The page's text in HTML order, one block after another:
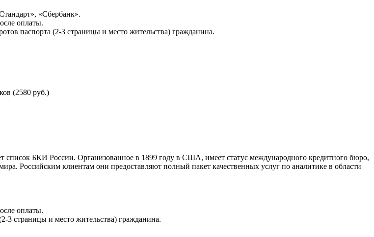
«Сбербанк».
оплаты.
паспорта (2-3 страницы и место жительства) гражданина.
(2580 руб.)
БКИ России. Организованное в 1899 году в США, имеет статус международного кредитного бюро,
Российским клиентам они предоставляют полный пакет качественных услуг по аналитике в области
оплаты.
3 страницы и место жительства) гражданина.